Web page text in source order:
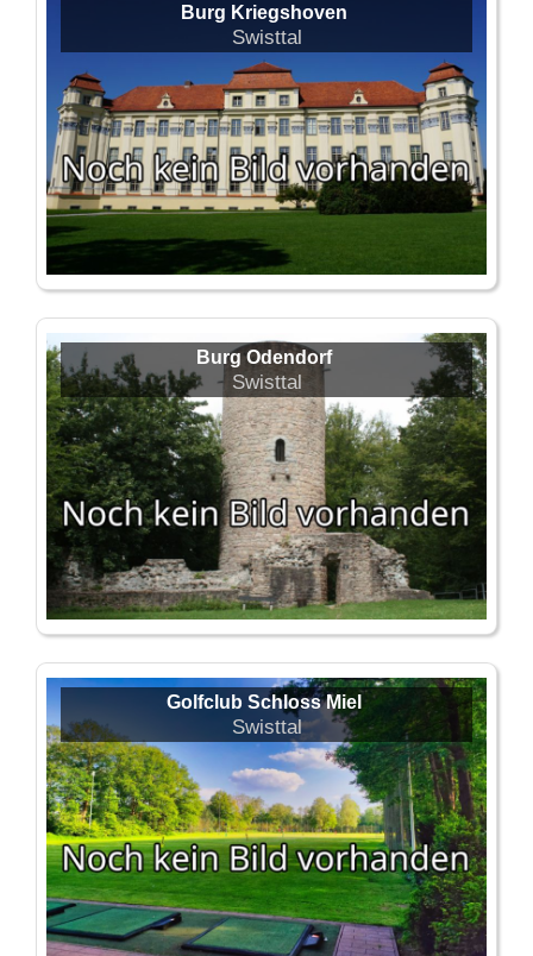
Burg Kriegshoven
Swisttal
Burg Odendorf
Swisttal
Golfclub Schloss Miel
Swisttal